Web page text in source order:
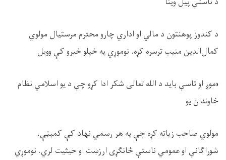
د کندوز پوهنتون د مالي او اداري چارو محترم مرستیال مولوي
کمال‌الدین منیب ترسره کړه. نوموړي په خپلو خبرو کې وویل
«موږ او تاسې باید د الله تعالی شکر ادا کړو چې د یو اسلامي نظام
خاوندان یو
مولوي صاحب زیاته کړه چې په هر رسمي نهاد کې کمېټې،
شوراګانې او عمومي ناستې ځانګړی ارزښت او حیثیت لري. نوموړي